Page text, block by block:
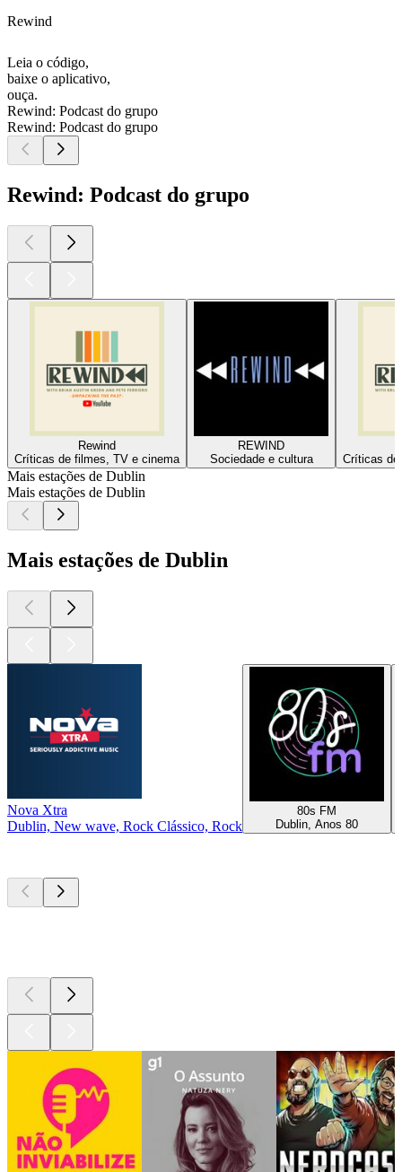
Rewind
Leia o código,
baixe o aplicativo,
ouça.
Rewind: Podcast do grupo
Rewind: Podcast do grupo
Rewind: Podcast do grupo
Rewind
Críticas de filmes, TV e cinema
REWIND
Sociedade e cultura
Críticas
Mais estações de Dublin
Mais estações de Dublin
Mais estações de Dublin
Nova Xtra
Dublin, New wave, Rock Clássico, Rock
80s FM
Dublin, Anos 80